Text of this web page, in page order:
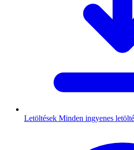
Letöltések Minden ingyenes